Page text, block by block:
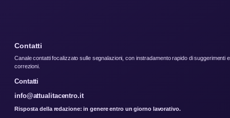
Contatti
Canale contatti focalizzato sulle segnalazioni, con instradamento rapido di suggerimenti e
correzioni.
Contatti
info@attualitacentro.it
Risposta della redazione: in genere entro un giorno lavorativo.